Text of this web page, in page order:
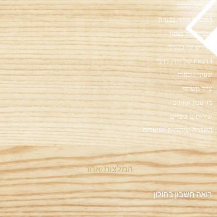
רייזרים בצפון
השכרת סירה בכנרת
אטרקציות בצפון
ספורט ימי בכנרת
הרצאה של ירדן ג'רבי
שעוני נוכחות
ציוד משרדי
מחשבון אחוזים
שירותים כימיים
השכרת שירותים מפוארים
המלצות/אחר
רואה חשבון בחולון